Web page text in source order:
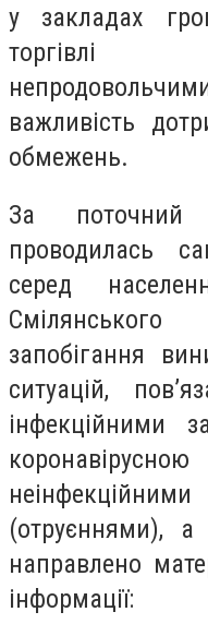
у закладах
торгівлі
важливість
обмежень.
За
проводилась
серед
запобігання
ситуацій,
інфекційними
(отруєннями), а
направлено
інформації: